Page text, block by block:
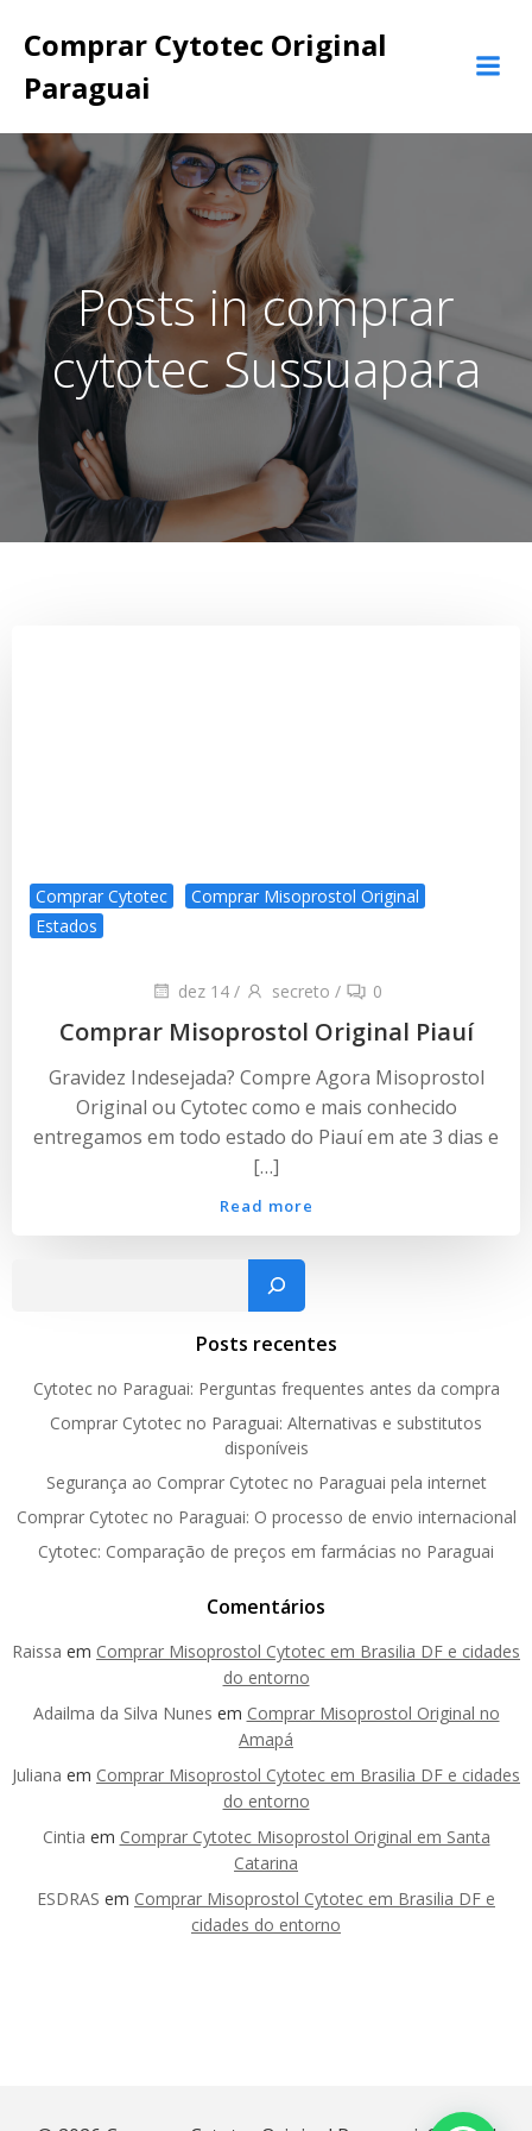
para
Comprar Cytotec Original
Paraguai
Posts in comprar
cytotec Sussuapara
Comprar Cytotec
Comprar Misoprostol Original
Estados
dez 14 / secreto / 0
Comprar Misoprostol Original Piauí
Gravidez Indesejada? Compre Agora Misoprostol
Original ou Cytotec como e mais conhecido
entregamos em todo estado do Piauí em ate 3 dias e
[…]
Read more
Pesquisar
Posts recentes
Cytotec no Paraguai: Perguntas frequentes antes da compra
Comprar Cytotec no Paraguai: Alternativas e substitutos
disponíveis
Segurança ao Comprar Cytotec no Paraguai pela internet
Comprar Cytotec no Paraguai: O processo de envio internacional
Cytotec: Comparação de preços em farmácias no Paraguai
Comentários
Raissa em Comprar Misoprostol Cytotec em Brasilia DF e cidades
do entorno
Adailma da Silva Nunes em Comprar Misoprostol Original no
Amapá
Juliana em Comprar Misoprostol Cytotec em Brasilia DF e cidades
do entorno
Cintia em Comprar Cytotec Misoprostol Original em Santa
Catarina
ESDRAS em Comprar Misoprostol Cytotec em Brasilia DF e
cidades do entorno